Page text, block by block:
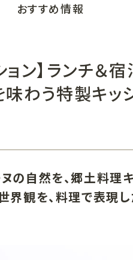
トップラウンジ
ポールスター
ホテルショップ
おすすめ情報
ョン】ランチ＆
味わう特製キッ
の自然を、郷土料理キ
界観を、料理で表現し